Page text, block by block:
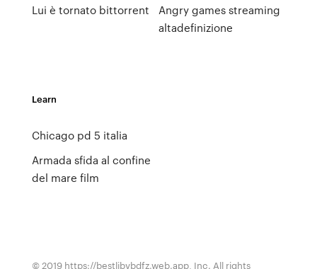
Lui è tornato bittorrent
Angry games streaming
altadefinizione
Learn
Chicago pd 5 italia
Armada sfida al confine
del mare film
© 2019 https://bestlibvbdfz.web.app, Inc. All rights